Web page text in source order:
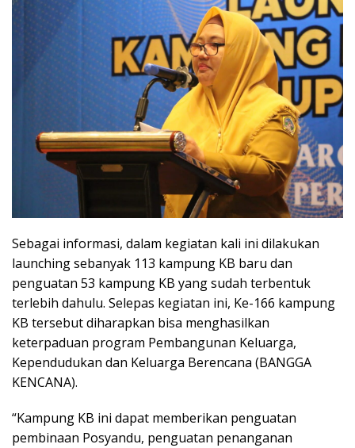
Sebagai informasi, dalam kegiatan kali ini dilakukan
launching sebanyak 113 kampung KB baru dan
penguatan 53 kampung KB yang sudah terbentuk
terlebih dahulu. Selepas kegiatan ini, Ke-166 kampung
KB tersebut diharapkan bisa menghasilkan
keterpaduan program Pembangunan Keluarga,
Kependudukan dan Keluarga Berencana (BANGGA
KENCANA).
“Kampung KB ini dapat memberikan penguatan
pembinaan Posyandu, penguatan penanganan